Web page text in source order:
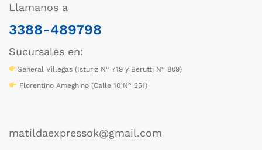
Llamanos a
3388-489798
Sucursales en:
General Villegas (Isturiz N° 719 y Berutti N° 809)
Florentino Ameghino (Calle 10 N° 251)
matildaexpressok@gmail.com